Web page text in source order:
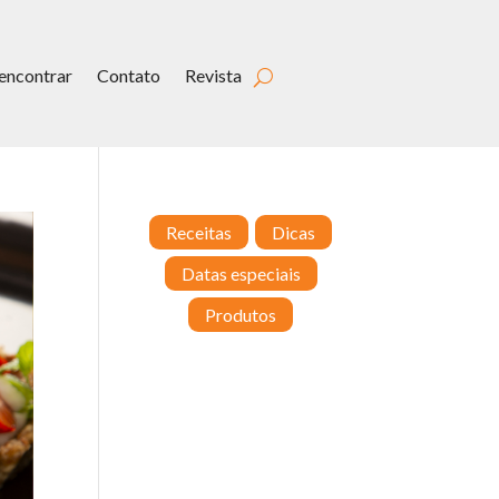
Contato Revista
Receitas
Dicas
Datas especiais
Produtos